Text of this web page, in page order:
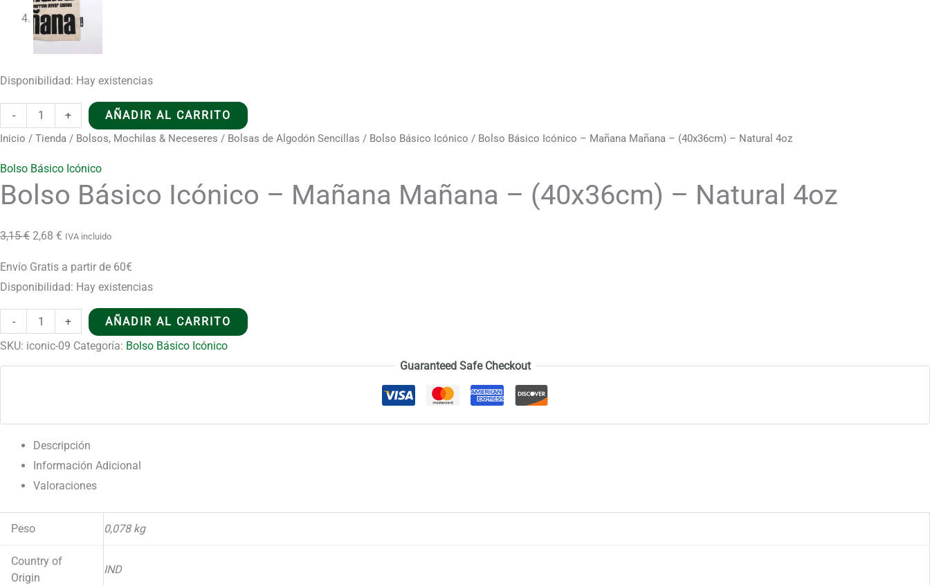
Disponibilidad: Hay existencias
-
Bolso
Básico
-
Mañana
-
-
Natural
4oz
cantidad
+ AÑADIR AL CARRITO
Inicio / Tienda / Bolsos, Mochilas & Neceseres / Bolsas de Algodón Sencillas / Bolso Básico Icónico / Bolso Básico Icónico – Mañana Mañana – (40x36cm) – Natural 4oz
Bolso Básico Icónico
Bolso Básico Icónico – Mañana Mañana – (40x36cm) – Natural 4oz
3,15€ El
original
era:
3,15 €.
2,68 € El
actual
es:
2,68 €.
IVA incluido
Envío Gratis a partir de 60€
Disponibilidad: Hay existencias
-
Bolso
Básico
(40x36cm)
+
AÑADIR AL CARRITO
SKU: iconic-09 Categoría: Bolso Básico Icónico
Guaranteed Safe Checkout
Descripción
Información Adicional
Valoraciones
Peso 0,078 kg
Country of
Origin
IND